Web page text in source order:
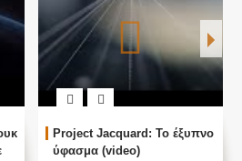
Project Jacquard: Το έξυπνο
ύφασμα (video)